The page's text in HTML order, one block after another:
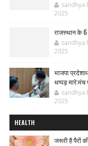
sandhya
2025
राजस्थान के
sandhya
2025
भाजपा
थप्पड़
sandhya
2025
HEALTH
जरूरी है पैरों